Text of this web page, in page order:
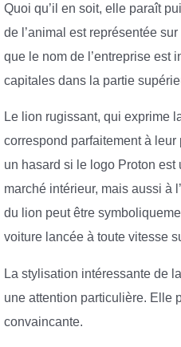
Quoi qu’il en soit, elle paraît
de l’animal est représentée
que le nom de l’entreprise est
capitales dans la partie
Le lion rugissant, qui exprime
correspond parfaitement à leur
un hasard si le logo Proton
marché intérieur, mais aussi à
du lion peut être
voiture lancée à toute vitesse
La stylisation intéressante de
une attention particulière. Elle
convaincante.